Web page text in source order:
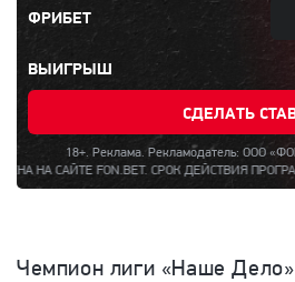
ФРИБЕТ
ВЫИГРЫШ
СДЕЛАТЬ
18+. Реклама. Рекламодатель: ООО
СРОК ДЕЙСТВИЯ ПРОГРАММЫ
Чемпион лиги «Наше